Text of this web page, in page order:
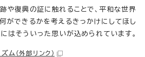
や復興の証に触れることで、平和な世界
ができるかを考えるきっかけにしてほし
にはそういった思いが込められています。
ム （外部リンク）